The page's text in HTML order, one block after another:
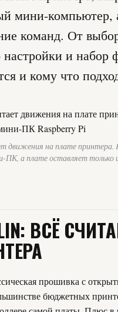
мини-компьютер,
команд. От
настройки и
и кому что
движения на плате
а плате оставляет только
ВСЁ
прошивка с
бюджетных